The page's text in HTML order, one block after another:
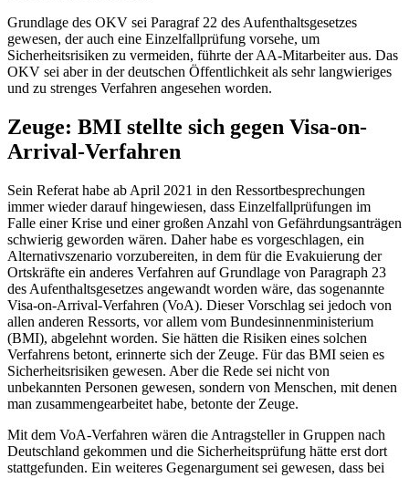
Grundlage des OKV sei Paragraf 22 des Aufenthaltsgesetzes
gewesen, der auch eine Einzelfallprüfung vorsehe, um
Sicherheitsrisiken zu vermeiden, führte der AA-Mitarbeiter aus. Das
OKV sei aber in der deutschen Öffentlichkeit als sehr langwieriges
und zu strenges Verfahren angesehen worden.
Zeuge: BMI stellte sich gegen Visa-on-
Arrival-Verfahren
Sein Referat habe ab April 2021 in den Ressortbesprechungen
immer wieder darauf hingewiesen, dass Einzelfallprüfungen im
Falle einer Krise und einer großen Anzahl von Gefährdungsanträgen
schwierig geworden wären. Daher habe es vorgeschlagen, ein
Alternativszenario vorzubereiten, in dem für die Evakuierung der
Ortskräfte ein anderes Verfahren auf Grundlage von Paragraph 23
des Aufenthaltsgesetzes angewandt worden wäre, das sogenannte
Visa-on-Arrival-Verfahren (VoA). Dieser Vorschlag sei jedoch von
allen anderen Ressorts, vor allem vom Bundesinnenministerium
(BMI), abgelehnt worden. Sie hätten die Risiken eines solchen
Verfahrens betont, erinnerte sich der Zeuge. Für das BMI seien es
Sicherheitsrisiken gewesen. Aber die Rede sei nicht von
unbekannten Personen gewesen, sondern von Menschen, mit denen
man zusammengearbeitet habe, betonte der Zeuge.
Mit dem VoA-Verfahren wären die Antragsteller in Gruppen nach
Deutschland gekommen und die Sicherheitsprüfung hätte erst dort
stattgefunden. Ein weiteres Gegenargument sei gewesen, dass bei